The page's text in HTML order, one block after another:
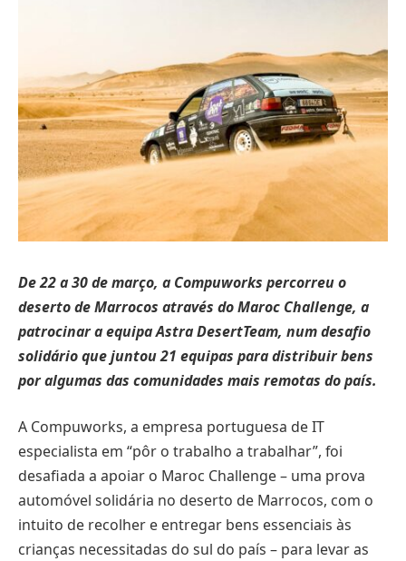
De 22 a 30 de março, a Compuworks percorreu o
deserto de Marrocos através do Maroc Challenge, a
patrocinar a equipa Astra DesertTeam, num desafio
solidário que juntou 21 equipas para distribuir bens
por algumas das comunidades mais remotas do país.
A Compuworks, a empresa portuguesa de IT
especialista em “pôr o trabalho a trabalhar”, foi
desafiada a apoiar o Maroc Challenge – uma prova
automóvel solidária no deserto de Marrocos, com o
intuito de recolher e entregar bens essenciais às
crianças necessitadas do sul do país – para levar as